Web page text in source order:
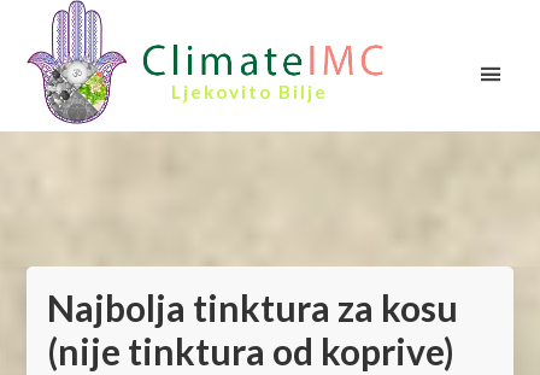
Ljekovito Bilje
Najbolja tinktura za kosu
(nije tinktura od koprive)